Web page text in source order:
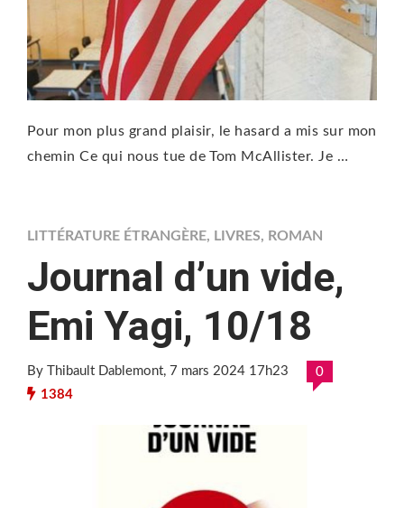
Pour mon plus grand plaisir, le hasard a mis sur mon
chemin Ce qui nous tue de Tom McAllister. Je …
LITTÉRATURE ÉTRANGÈRE, LIVRES, ROMAN
Journal d’un vide,
Emi Yagi, 10/18
By Thibault Dablemont, 7 mars 2024 17h23
0
1384